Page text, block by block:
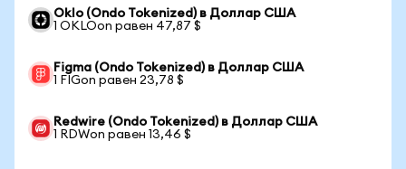
Oklo (Ondo Tokenized) в Доллар США
1 OKLOon равен 47,87 $
Figma (Ondo Tokenized) в Доллар США
1 FIGon равен 23,78 $
Redwire (Ondo Tokenized) в Доллар США
1 RDWon равен 13,46 $